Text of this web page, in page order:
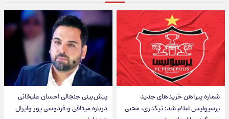
شماره پیراهن خریدهای جدید
پرسپولیس اعلام شد؛ تیکدری، محبی
پیش‌بینی جنجالی احسان علیخانی
درباره میثاقی و فردوسی پور وایرال